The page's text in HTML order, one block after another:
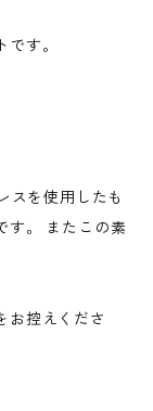
す。
スを使用したも
す。 またこの素
お控えくださ